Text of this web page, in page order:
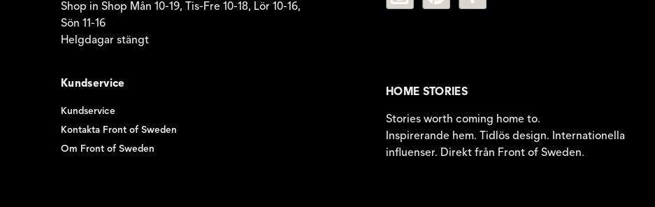
Shop in Shop Mån 10-19, Tis-Fre 10-18, Lör 10-16,
Sön 11-16
Helgdagar stängt
Kundservice
Kundservice
Kontakta Front of Sweden
Om Front of Sweden
HOME STORIES
Stories worth coming home to.
Inspirerande hem. Tidlös design. Internationella
influenser. Direkt från Front of Sweden.